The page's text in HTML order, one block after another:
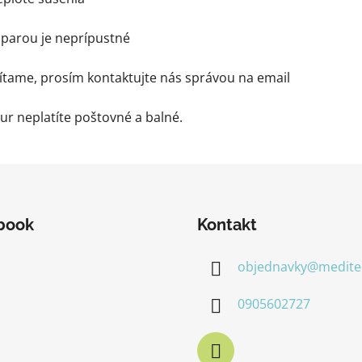
je neprípustné
prosím kontaktujte nás správou na email
neplatíte poštovné a balné.
Kontakt
objednavky@
0905602727